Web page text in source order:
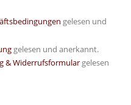
gelesen und
gelesen und anerkannt.
& Widerrufsformular gelesen